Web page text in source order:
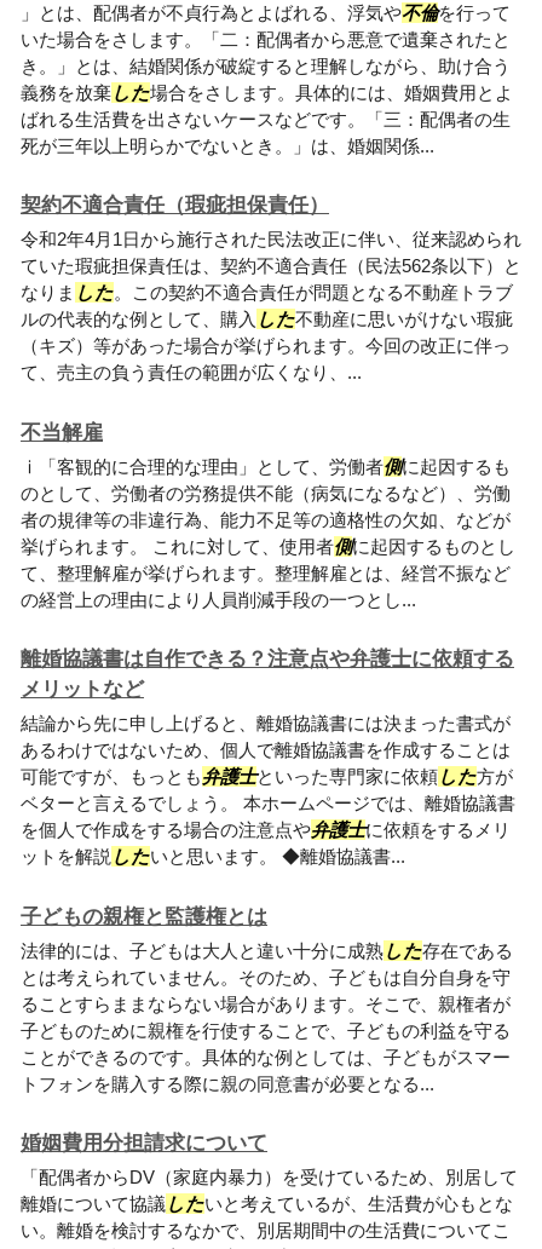
」とは、配偶者が不貞行為とよばれる、浮気や不倫を行って
いた場合をさします。「二：配偶者から悪意で遺棄されたと
き。」とは、結婚関係が破綻すると理解しながら、助け合う
義務を放棄した場合をさします。具体的には、婚姻費用とよ
ばれる生活費を出さないケースなどです。「三：配偶者の生
死が三年以上明らかでないとき。」は、婚姻関係...
契約不適合責任（瑕疵担保責任）
令和2年4月1日から施行された民法改正に伴い、従来認められ
ていた瑕疵担保責任は、契約不適合責任（民法562条以下）と
なりま した。この契約不適合責任が問題となる不動産トラブ
ルの代表的な例として、購入 した不動産に思いがけない瑕疵
（キズ）等があった場合が挙げられます。今回の改正に伴っ
て、売主の負う責任の範囲が広くなり、...
不当解雇
ⅰ「客観的に合理的な理由」として、労働者側に起因するも
のとして、労働者の労務提供不能（病気になるなど）、労働
者の規律等の非違行為、能力不足等の適格性の欠如、などが
挙げられます。 これに対して、使用者側に起因するものとし
て、整理解雇が挙げられます。整理解雇とは、経営不振など
の経営上の理由により人員削減手段の一つとし...
離婚協議書は自作できる？注意点や弁護士に依頼する
メリットなど
結論から先に申し上げると、離婚協議書には決まった書式が
あるわけではないため、個人で離婚協議書を作成することは
可能ですが、もっとも弁護士といった専門家に依頼した方が
ベターと言えるでしょう。 本ホームページでは、離婚協議書
を個人で作成をする場合の注意点や弁護士に依頼をするメリ
ットを解説 したいと思います。 ◆離婚協議書...
子どもの親権と監護権とは
法律的には、子どもは大人と違い十分に成熟した存在である
とは考えられていません。そのため、子どもは自分自身を守
ることすらままならない場合があります。そこで、親権者が
子どものために親権を行使することで、子どもの利益を守る
ことができるのです。具体的な例としては、子どもがスマー
トフォンを購入する際に親の同意書が必要となる...
婚姻費用分担請求について
「配偶者からDV（家庭内暴力）を受けているため、別居して
離婚について協議 したいと考えているが、生活費が心もとな
い。離婚を検討するなかで、別居期間中の生活費についてこ